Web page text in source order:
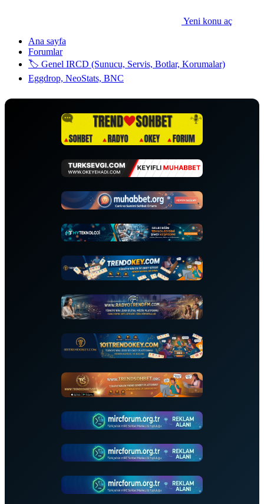
Yeni konu aç
Ana sayfa
Forumlar
🏷️ Genel IRCD (Sunucu, Servis, Botlar, Korumalar)
Eggdrop, NeoStats, BNC